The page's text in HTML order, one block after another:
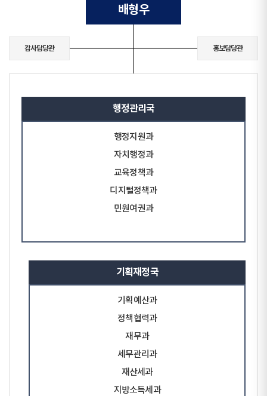
배형우
감사담당관 홍보담당관
행정관리국
행정지원과
자치행정과
교육정책과
디지털정책과
민원여권과
기획재정국
기획예산과
정책협력과
재무과
세무관리과
재산세과
지방소득세과